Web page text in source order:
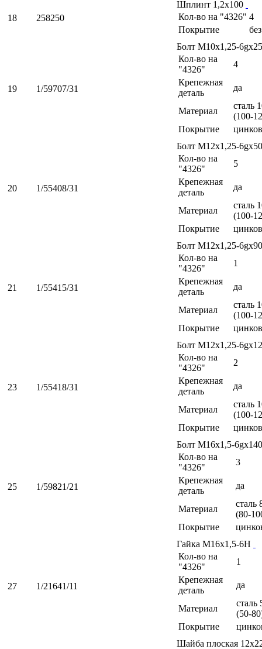
18 258250
Шплинт 1,2х100
Кол-во на "4326" 4
Покрытие
19 1/59707/31
Болт М10х1,25-
Кол-во на
"4326"
4
Крепежная
деталь
да
Материал
сталь
(100-
Покрытие
20 1/55408/31
Болт М12х1,25-
Кол-во на
"4326"
5
Крепежная
деталь
да
Материал
сталь
(100-
Покрытие
21 1/55415/31
Болт М12х1,25-
Кол-во на
"4326"
1
Крепежная
деталь
да
Материал
сталь
(100-
Покрытие
23 1/55418/31
Болт М12х1,25-
Кол-во на
"4326"
2
Крепежная
деталь
да
Материал
сталь
(100-
Покрытие
25 1/59821/21
Болт М16х1,5-
Кол-во на
"4326"
3
Крепежная
деталь
да
Материал
сталь
(80-
Покрытие
27 1/21641/11
Гайка М16х1,5-6Н
Кол-во на
"4326"
1
Крепежная
деталь
да
Материал
сталь
(50-
Покрытие
Шайба плоская